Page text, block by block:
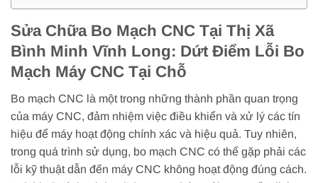
Sửa Chữa Bo Mạch CNC Tại Thị Xã
Bình Minh Vĩnh Long: Dứt Điểm Lỗi Bo
Mạch Máy CNC Tại Chỗ
Bo mạch CNC là một trong những thành phần quan trọng
của máy CNC, đảm nhiệm việc điều khiển và xử lý các tín
hiệu để máy hoạt động chính xác và hiệu quả. Tuy nhiên,
trong quá trình sử dụng, bo mạch CNC có thể gặp phải các
lỗi kỹ thuật dẫn đến máy CNC không hoạt động đúng cách.